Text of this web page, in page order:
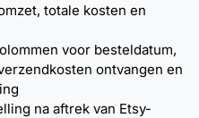
totale kosten en
voor besteldatum,
ontvangen en
na aftrek van Etsy-